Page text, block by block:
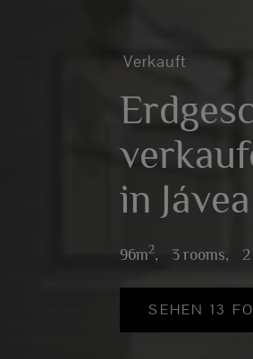
Verkauft
in Jávea
96m2, 3 rooms,
SEHEN 13